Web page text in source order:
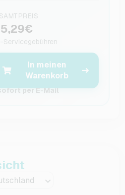
Servicegebühren
In meinen
Warenkorb
per E-Mail